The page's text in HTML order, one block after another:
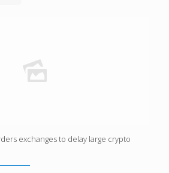
exchanges to delay large crypto